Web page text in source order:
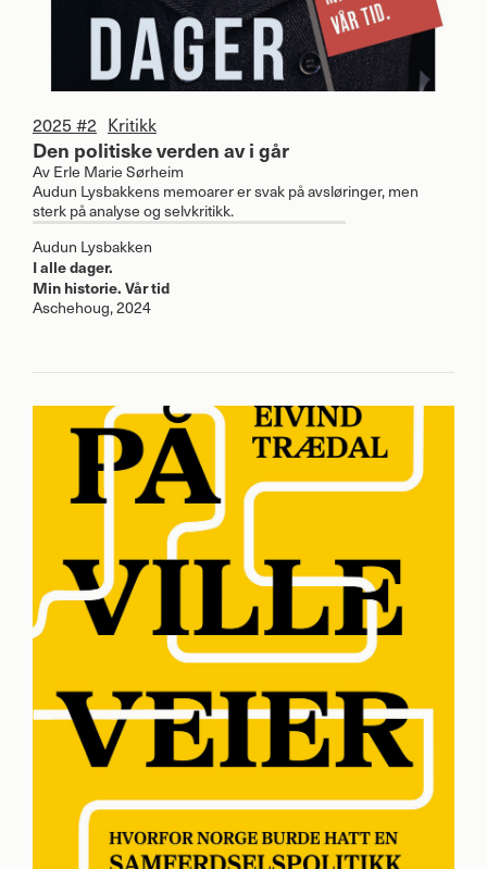
2025 #2 Kritikk
Den politiske verden av i går
Av Erle Marie Sørheim
Audun Lysbakkens memoarer er svak på avsløringer, men
sterk på analyse og selvkritikk.
Audun Lysbakken
I alle dager.
Min historie. Vår tid
Aschehoug, 2024